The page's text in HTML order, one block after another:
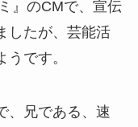
』のCMで、宣伝
したが、芸能活
です。
、兄である、速